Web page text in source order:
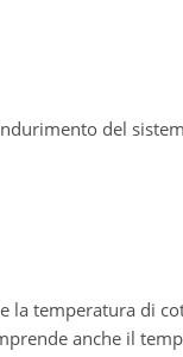
del
temperatura di
anche il